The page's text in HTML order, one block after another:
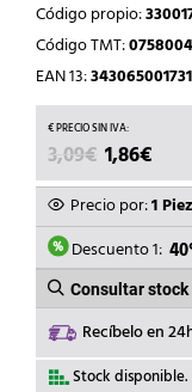
Código propio:
Código TMT:
EAN 13:
3,09€ EL
PRECIO
ERA:
3,09€.
1,86€
ES:
Precio por:1
Descuento 1:
Consultar
Recíbelo en
Stock disponible.